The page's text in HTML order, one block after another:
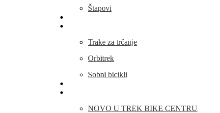
Štapovi
Trake za trčanje
Orbitrek
Sobni bicikli
NOVO U TREK BIKE CENTRU